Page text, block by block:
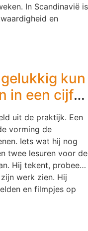
In Scandinavië is
en
in de groep. Deze
voor het
dan het leren In
opbouwen van
veilig voelen,
voordat zij tot leren
de OECD
kun
in een cijfer
uit de praktijk. Een
vorming de
Iets wat hij nog
twee lesuren voor de
Hij tekent, probeert,
werk zien. Hij
en filmpjes op
ontdekt hij hoe
werken en
inzichten en